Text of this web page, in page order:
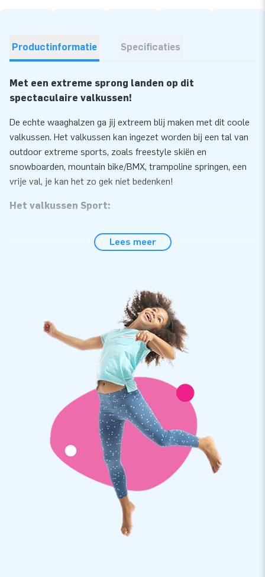
Productinformatie Specificaties
Met een extreme sprong landen op dit
spectaculaire valkussen!
De echte waaghalzen ga jij extreem blij maken met dit coole
valkussen. Het valkussen kan ingezet worden bij een tal van
outdoor extreme sports, zoals freestyle skiën en
snowboarden, mountain bike/BMX, trampoline springen, een
vrije val, je kan het zo gek niet bedenken!
Het valkussen Sport:
- Prijs / levertijd op aanvraag
Koop dit uitdagende valkussen en bezorg jouw klanten een
onvergetelijk avontuur!
Creators of greatness
We zijn er trots op dat JB al meer dan 15 jaar mensen
wereldwijd een gat in de lucht laat springen. Dat komt
doordat ons team van designers, ontwikkelaars en logistiek
medewerkers zorgt voor unieke opblaasattracties op
grootse wijze! Onze klanten waarderen onze professionele
service en levering. Zij noemen ons ook wel ‘creators of
Lees meer